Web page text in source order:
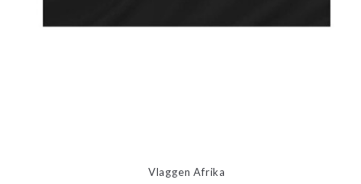
Vlaggen Afrika